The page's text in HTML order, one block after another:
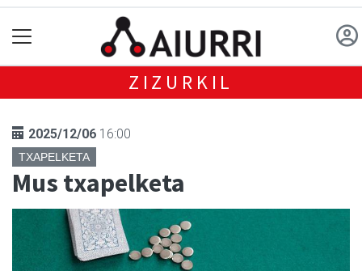
ZIZURKIL
2025/12/06 16:00
TXAPELKETA
Mus txapelketa